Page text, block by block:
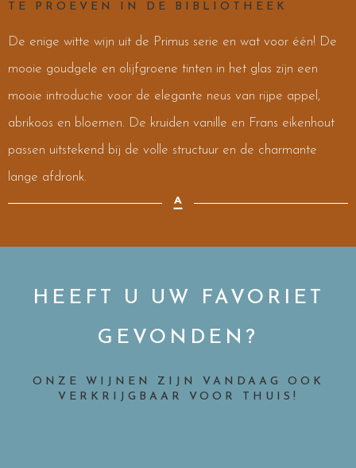
TE PROEVEN IN DE BIBLIOTHEEK
De enige witte wijn uit de Primus serie en wat voor één! De
mooie goudgele en olijfgroene tinten in het glas zijn een
mooie introductie voor de elegante neus van rijpe appel,
abrikoos en bloemen. De kruiden vanille en Frans eikenhout
passen uitstekend bij de volle structuur en de charmante
lange afdronk.
HEEFT U UW FAVORIET
GEVONDEN?
ONZE WIJNEN ZIJN VANDAAG OOK
VERKRIJGBAAR VOOR THUIS!